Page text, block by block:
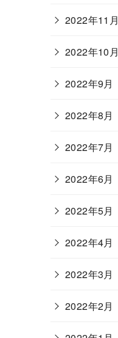
2022年11月
2022年10月
2022年9月
2022年8月
2022年7月
2022年6月
2022年5月
2022年4月
2022年3月
2022年2月